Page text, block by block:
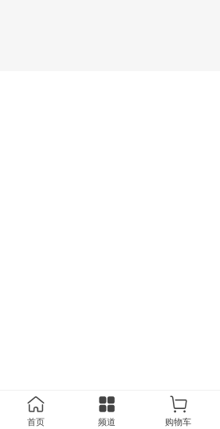
首页 频道 购物车